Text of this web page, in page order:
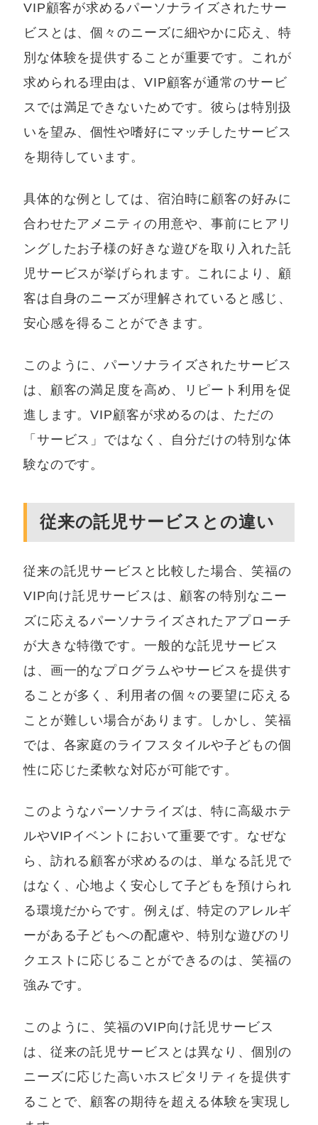
VIP顧客が求めるパーソナライズされたサー
ビスとは、個々のニーズに細やかに応え、特
別な体験を提供することが重要です。これが
求められる理由は、VIP顧客が通常のサービ
スでは満足できないためです。彼らは特別扱
いを望み、個性や嗜好にマッチしたサービス
を期待しています。
具体的な例としては、宿泊時に顧客の好みに
合わせたアメニティの用意や、事前にヒアリ
ングしたお子様の好きな遊びを取り入れた託
児サービスが挙げられます。これにより、顧
客は自身のニーズが理解されていると感じ、
安心感を得ることができます。
このように、パーソナライズされたサービス
は、顧客の満足度を高め、リピート利用を促
進します。VIP顧客が求めるのは、ただの
「サービス」ではなく、自分だけの特別な体
験なのです。
従来の託児サービスとの違い
従来の託児サービスと比較した場合、笑福の
VIP向け託児サービスは、顧客の特別なニー
ズに応えるパーソナライズされたアプローチ
が大きな特徴です。一般的な託児サービス
は、画一的なプログラムやサービスを提供す
ることが多く、利用者の個々の要望に応える
ことが難しい場合があります。しかし、笑福
では、各家庭のライフスタイルや子どもの個
性に応じた柔軟な対応が可能です。
このようなパーソナライズは、特に高級ホテ
ルやVIPイベントにおいて重要です。なぜな
ら、訪れる顧客が求めるのは、単なる託児で
はなく、心地よく安心して子どもを預けられ
る環境だからです。例えば、特定のアレルギ
ーがある子どもへの配慮や、特別な遊びのリ
クエストに応じることができるのは、笑福の
強みです。
このように、笑福のVIP向け託児サービス
は、従来の託児サービスとは異なり、個別の
ニーズに応じた高いホスピタリティを提供す
ることで、顧客の期待を超える体験を実現し